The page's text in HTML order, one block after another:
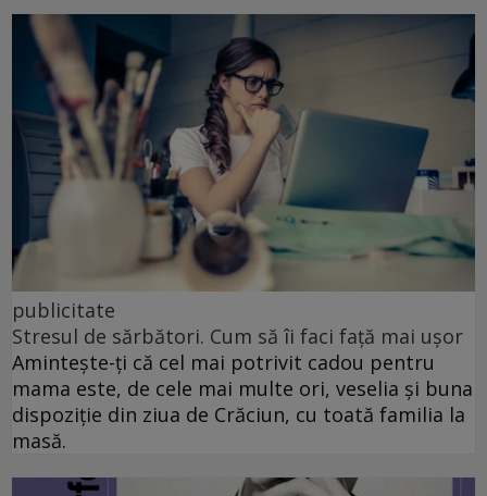
publicitate
Stresul de sărbători. Cum să îi faci față mai ușor
Amintește-ți că cel mai potrivit cadou pentru
mama este, de cele mai multe ori, veselia și buna
dispoziție din ziua de Crăciun, cu toată familia la
masă.